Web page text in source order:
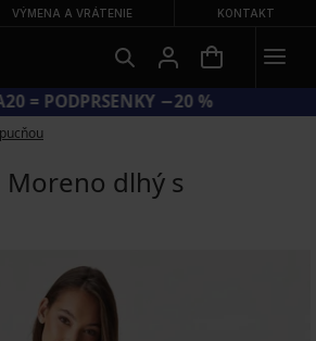
VÝMENA A VRÁTENIE KONTAKT
= PODPRSENKY −20 %
Moreno dlhý s